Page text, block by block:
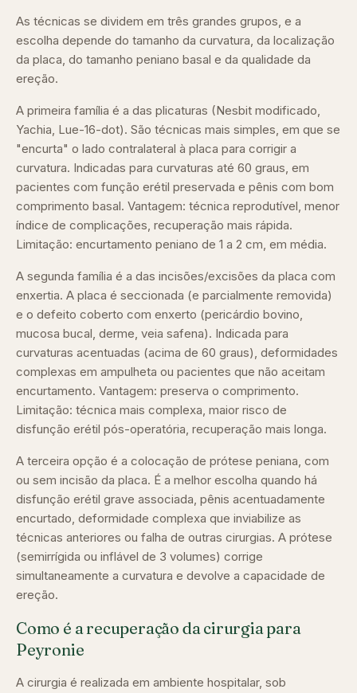
As técnicas se dividem em três grandes grupos, e a
escolha depende do tamanho da curvatura, da localização
da placa, do tamanho peniano basal e da qualidade da
ereção.
A primeira família é a das plicaturas (Nesbit modificado,
Yachia, Lue-16-dot). São técnicas mais simples, em que se
"encurta" o lado contralateral à placa para corrigir a
curvatura. Indicadas para curvaturas até 60 graus, em
pacientes com função erétil preservada e pênis com bom
comprimento basal. Vantagem: técnica reprodutível, menor
índice de complicações, recuperação mais rápida.
Limitação: encurtamento peniano de 1 a 2 cm, em média.
A segunda família é a das incisões/excisões da placa com
enxertia. A placa é seccionada (e parcialmente removida)
e o defeito coberto com enxerto (pericárdio bovino,
mucosa bucal, derme, veia safena). Indicada para
curvaturas acentuadas (acima de 60 graus), deformidades
complexas em ampulheta ou pacientes que não aceitam
encurtamento. Vantagem: preserva o comprimento.
Limitação: técnica mais complexa, maior risco de
disfunção erétil pós-operatória, recuperação mais longa.
A terceira opção é a colocação de prótese peniana, com
ou sem incisão da placa. É a melhor escolha quando há
disfunção erétil grave associada, pênis acentuadamente
encurtado, deformidade complexa que inviabilize as
técnicas anteriores ou falha de outras cirurgias. A prótese
(semirrígida ou inflável de 3 volumes) corrige
simultaneamente a curvatura e devolve a capacidade de
ereção.
Como é a recuperação da cirurgia para
Peyronie
A cirurgia é realizada em ambiente hospitalar, sob